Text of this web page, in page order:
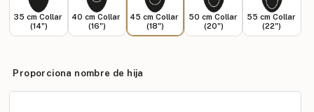
35 cm Collar
(14")
40 cm Collar
(16")
45 cm Collar
(18")
50 cm Collar
(20")
55 cm Collar
(22")
Proporciona nombre de hija